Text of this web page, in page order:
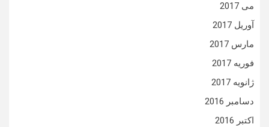
می 2017
آوریل 2017
مارس 2017
فوریه 2017
ژانویه 2017
دسامبر 2016
اکتبر 2016